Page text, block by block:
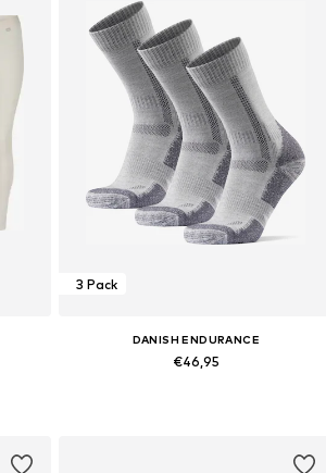
3 Pack
DANISH ENDURANCE
€46,95